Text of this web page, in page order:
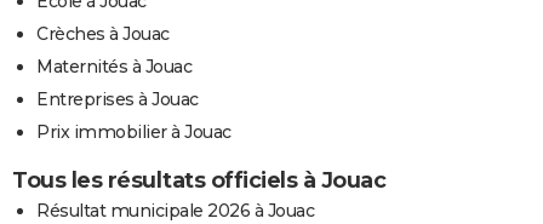
Crèches à Jouac
Maternités à Jouac
Entreprises à Jouac
Prix immobilier à Jouac
Tous les résultats officiels à Jouac
Résultat municipale 2026 à Jouac